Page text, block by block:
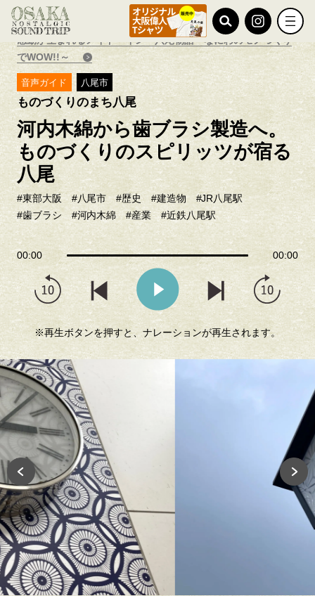
TOP おすすめ特集
感動が生まれるメイド・イン・八尾物語～なにわのモノづくり
でWOW!!～
音声ガイド 八尾市
ものづくりのまち八尾
河内木綿から歯ブラシ製造へ。
ものづくりのスピリッツが宿る
八尾
#東部大阪 #八尾市 #歴史 #建造物
#JR八尾駅
#歯ブラシ
#河内木綿 #産業 #近鉄八尾駅
00:00 00:00
※再生ボタンを押すと、ナレーションが再生されます。